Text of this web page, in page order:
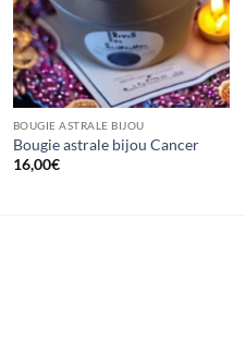
BOUGIE ASTRALE BIJOU
Bougie astrale bijou Cancer
16,00€